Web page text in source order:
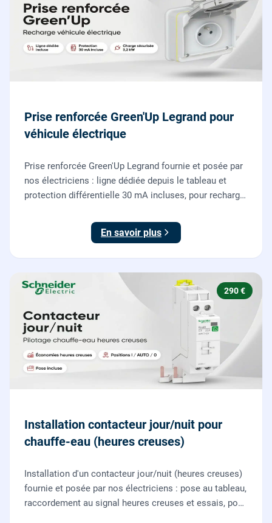
Prise renforcée Green'Up Legrand pour
véhicule électrique
Prise renforcée Green'Up Legrand fournie et posée par
nos électriciens : ligne dédiée depuis le tableau et
protection différentielle 30 mA incluses, pour recharger
En savoir plus
290 €
Installation contacteur jour/nuit pour
chauffe-eau (heures creuses)
Installation d'un contacteur jour/nuit (heures creuses)
fournie et posée par nos électriciens : pose au tableau,
raccordement au signal heures creuses et essais, pour